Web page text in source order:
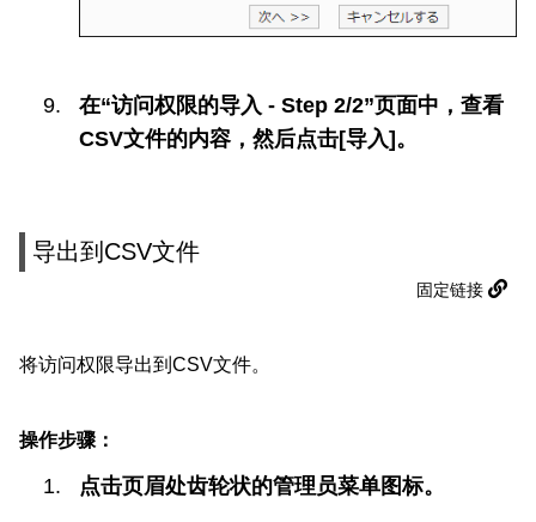
在“访问权限的导入 - Step 2/2”页面中，查看
CSV文件的内容，然后点击[导入]。
导出到CSV文件
固定链接
将访问权限导出到CSV文件。
操作步骤：
点击页眉处齿轮状的管理员菜单图标。